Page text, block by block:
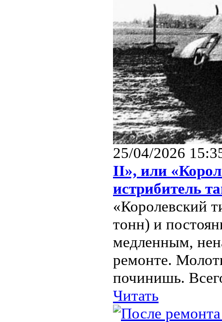
25/04/2026
II», или
истрибитель
«Королевский
тонн) и
медленным,
ремонте.
починишь.
Читать